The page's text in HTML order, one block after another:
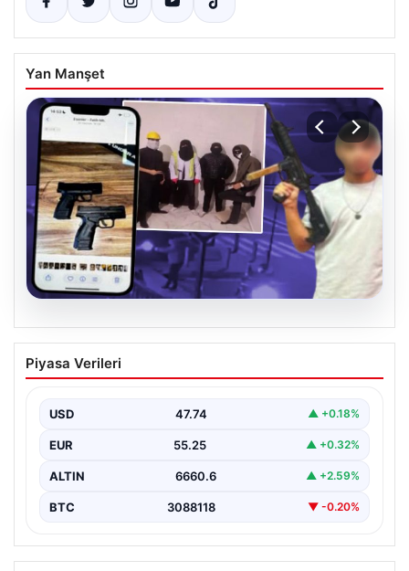
Yan Manşet
Casperlar çetesine yeni iddianame
Piyasa Verileri
USD 47.74 ▲ +0.18%
EUR 55.25 ▲ +0.32%
ALTIN 6660.6 ▲ +2.59%
BTC 3088118 ▼ -0.20%